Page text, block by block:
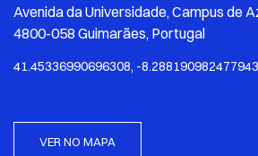
Avenida da Universidade, Campus de
4800-058 Guimarães, Portugal
41.45336990696308, -8.288190982477943
VER NO MAPA